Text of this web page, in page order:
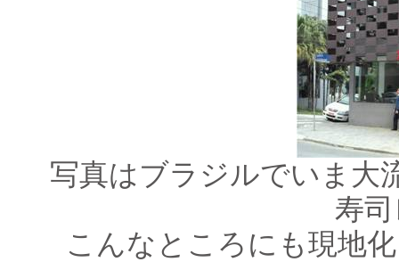
写真はブラジルでいま大
寿
こんなところにも現地